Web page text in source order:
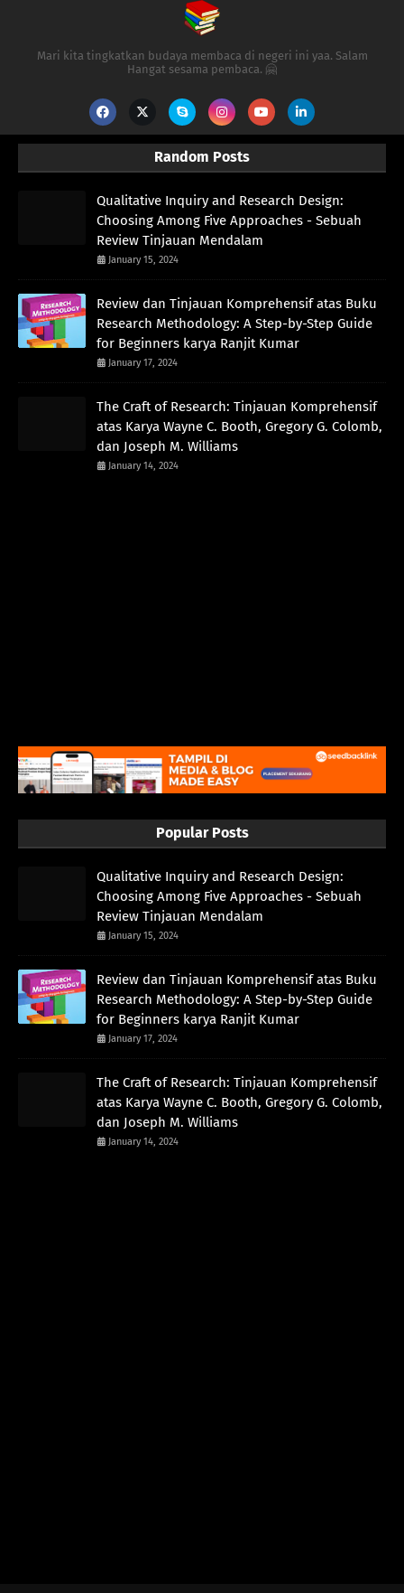
Mari kita tingkatkan budaya membaca di negeri ini yaa. Salam
Hangat sesama pembaca. 🤗
Random Posts
Qualitative Inquiry and Research Design:
Choosing Among Five Approaches - Sebuah
Review Tinjauan Mendalam
January 15, 2024
Review dan Tinjauan Komprehensif atas Buku
Research Methodology: A Step-by-Step Guide
for Beginners karya Ranjit Kumar
January 17, 2024
The Craft of Research: Tinjauan Komprehensif
atas Karya Wayne C. Booth, Gregory G. Colomb,
dan Joseph M. Williams
January 14, 2024
Popular Posts
Qualitative Inquiry and Research Design:
Choosing Among Five Approaches - Sebuah
Review Tinjauan Mendalam
January 15, 2024
Review dan Tinjauan Komprehensif atas Buku
Research Methodology: A Step-by-Step Guide
for Beginners karya Ranjit Kumar
January 17, 2024
The Craft of Research: Tinjauan Komprehensif
atas Karya Wayne C. Booth, Gregory G. Colomb,
dan Joseph M. Williams
January 14, 2024